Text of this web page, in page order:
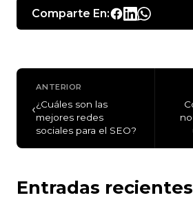
Comparte En:
‹
ANTERIOR
¿Cuáles son las
mejores redes
sociales para el SEO?
Entradas recientes